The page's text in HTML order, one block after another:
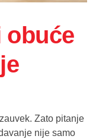
obuće
Zato pitanje
nije samo